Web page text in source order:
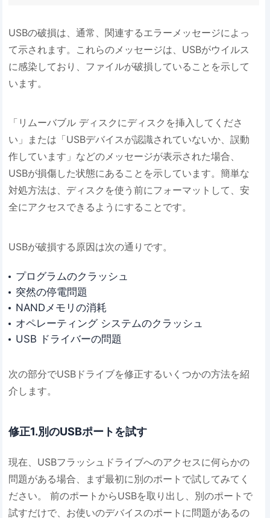
USBの破損は、通常、関連するエラーメッセージによっ
て示されます。これらのメッセージは、USBがウイルス
に感染しており、ファイルが破損していることを示して
います。
「リムーバブル ディスクにディスクを挿入してくださ
い」または「USBデバイスが認識されていないか、誤動
作しています」などのメッセージが表示された場合、
USBが損傷した状態にあることを示しています。簡単な
対処方法は、ディスクを使う前にフォーマットして、安
全にアクセスできるようにすることです。
USBが破損する原因は次の通りです。
プログラムのクラッシュ
突然の停電問題
NANDメモリの消耗
オペレーティング システムのクラッシュ
USB ドライバーの問題
次の部分でUSBドライブを修正するいくつかの方法を紹
介します。
修正1.別のUSBポートを試す
現在、USBフラッシュドライブへのアクセスに何らかの
問題がある場合、まず最初に別のポートで試してみてく
ださい。 前のポートからUSBを取り出し、別のポートで
試すだけで、お使いのデバイスのポートに問題があるの